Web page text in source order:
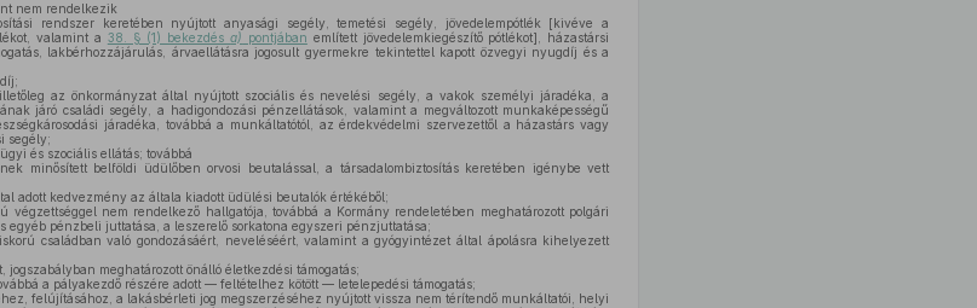
nem rendelkezik
rendszer keretében nyújtott anyasági segély, temetési segély, jövedelempótlék [kivéve a
valamint a 38. § (1) bekezdésa) pontjában említett jövedelemkiegészítő pótlékot], házastársi
lakbérhozzájárulás, árvaellátásra jogosult gyermekre tekintettel kapott özvegyi nyugdíj és a
az önkormányzat által nyújtott szociális és nevelési segély, a vakok személyi járadéka, a
járó családi segély, a hadigondozási pénzellátások, valamint a megváltozott munkaképességű
járadéka, továbbá a munkáltatótól, az érdekvédelmi szervezettől a házastárs vagy
segély;
és szociális ellátás; továbbá
minősített belföldi üdülőben orvosi beutalással, a társadalombiztosítás keretében igénybe vett
adott kedvezmény az általa kiadott üdülési beutalók értékéből;
végzettséggel nem rendelkező hallgatója, továbbá a Kormány rendeletében meghatározott polgári
egyéb pénzbeli juttatása, a leszerelő sorkatona egyszeri pénzjuttatása;
családban való gondozásáért, neveléséért, valamint a gyógyintézet által ápolásra kihelyezett
meghatározott önálló életkezdési támogatás;
a pályakezdő részére adott — feltételhez kötött — letelepedési támogatás;
felújításához, a lakásbérleti jog megszerzéséhez nyújtott vissza nem térítendő munkáltatói, helyi